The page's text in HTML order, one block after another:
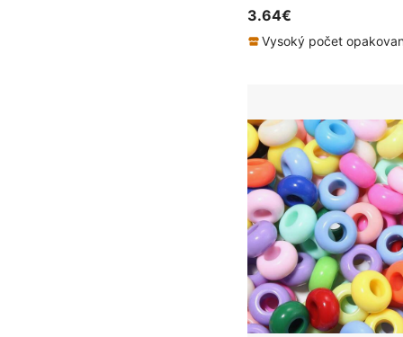
3.64€